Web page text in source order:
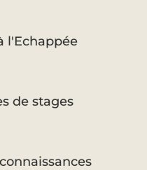
l'Echappée
de stages